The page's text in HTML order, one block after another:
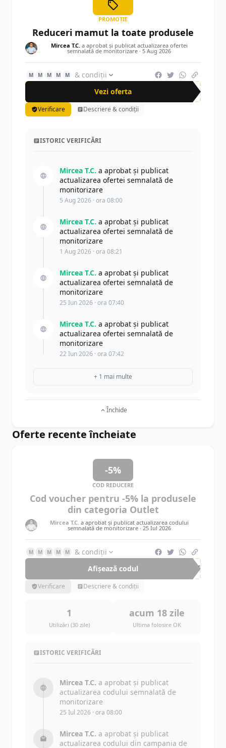
PROMOȚIE
Reduceri mamut la toate produsele
Mircea T.C.a aprobat și publicat actualizarea ofertei
semnalată de monitorizare · 5 Aug 2026
M M M M M
& condiții
Vezi oferta
Verificare Descriere & condiții
ISTORIC VERIFICĂRI
Mircea T.C. a aprobat și publicat
actualizarea ofertei semnalată de
monitorizare
5 Aug 2026 · ora 08:00
Mircea T.C. a aprobat și publicat
actualizarea ofertei semnalată de
monitorizare
1 Aug 2026 · ora 08:21
Mircea T.C. a aprobat și publicat
actualizarea ofertei semnalată de
monitorizare
25 Iun 2026 · ora 07:40
Mircea T.C. a aprobat și publicat
actualizarea ofertei semnalată de
monitorizare
22 Iun 2026 · ora 07:42
+ 1 mai multe
Închide
Oferte recente încheiate
-5%
COD REDUCERE
Cod voucher pentru -5% la produsele
din categoria Outlet
Mircea T.C.a aprobat și publicat actualizarea codului
semnalată de monitorizare · 25 Iul 2026
M M M M M
& condiții
Afișează codul
OUT
Verificare Descriere & condiții
1
Utilizări (30 zile)
acum 18 zile
Ultima folosire OK
ISTORIC VERIFICĂRI
Mircea T.C. a aprobat și publicat
actualizarea codului semnalată de
monitorizare
25 Iul 2026 · ora 08:00
Mircea T.C. a aprobat și publicat
actualizarea codului din campania de